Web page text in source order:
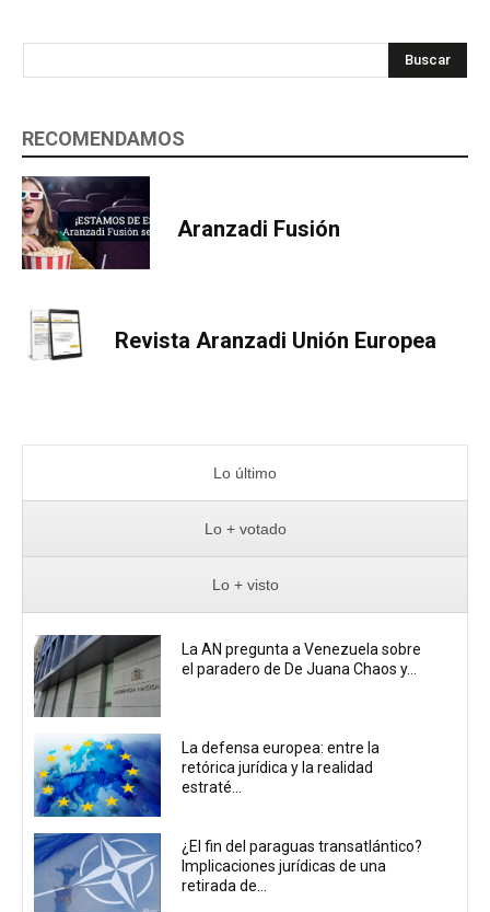
Buscar
RECOMENDAMOS
Aranzadi Fusión
Revista Aranzadi Unión Europea
Lo último
Lo + votado
Lo + visto
La AN pregunta a Venezuela sobre
el paradero de De Juana Chaos y...
La defensa europea: entre la
retórica jurídica y la realidad
estraté...
¿El fin del paraguas transatlántico?
Implicaciones jurídicas de una
retirada de...